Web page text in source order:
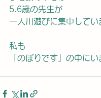
5.6歳の先生が
一人川遊びに集中してい
私も
「のぼりです」の中にい